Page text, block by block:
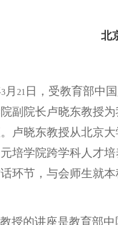
北
3 月 21 日，受教育部中
副院长卢晓东教授
卢晓东教授从北京
培学院跨学科人才
环节，与会师生就
授的讲座是教育部